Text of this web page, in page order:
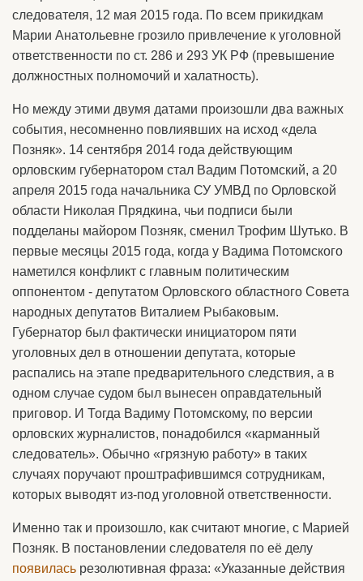
следователя, 12 мая 2015 года. По всем прикидкам
Марии Анатольевне грозило привлечение к уголовной
ответственности по ст. 286 и 293 УК РФ (превышение
должностных полномочий и халатность).
Но между этими двумя датами произошли два важных
события, несомненно повлиявших на исход «дела
Позняк». 14 сентября 2014 года действующим
орловским губернатором стал Вадим Потомский, а 20
апреля 2015 года начальника СУ УМВД по Орловской
области Николая Прядкина, чьи подписи были
подделаны майором Позняк, сменил Трофим Шутько. В
первые месяцы 2015 года, когда у Вадима Потомского
наметился конфликт с главным политическим
оппонентом - депутатом Орловского областного Совета
народных депутатов Виталием Рыбаковым.
Губернатор был фактически инициатором пяти
уголовных дел в отношении депутата, которые
распались на этапе предварительного следствия, а в
одном случае судом был вынесен оправдательный
приговор. И Тогда Вадиму Потомскому, по версии
орловских журналистов, понадобился «карманный
следователь». Обычно «грязную работу» в таких
случаях поручают проштрафившимся сотрудникам,
которых выводят из-под уголовной ответственности.
Именно так и произошло, как считают многие, с Марией
Позняк. В постановлении следователя по её делу
появилась резолютивная фраза: «Указанные действия